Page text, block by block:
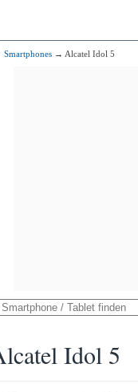
Smartphones → Alcatel Idol 5
Idol 5